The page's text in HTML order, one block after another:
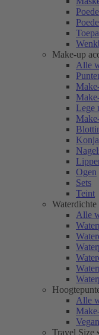
Make-up
Alle
Lege
Ogen
Sets
Teint
Alle
Alle
Travel Size